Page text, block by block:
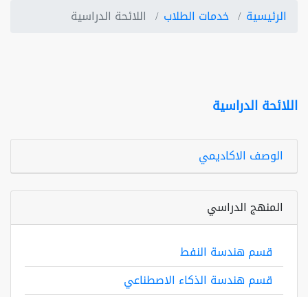
الرئيسية خدمات الطلاب اللائحة الدراسية
اللائحة الدراسية
الوصف الاكاديمي
المنهج الدراسي
قسم هندسة النفط
قسم هندسة الذكاء الاصطناعي